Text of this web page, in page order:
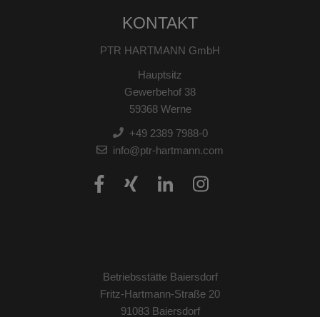
KONTAKT
PTR HARTMANN GmbH
Hauptsitz
Gewerbehof 38
59368 Werne
+49 2389 7988-0
info@ptr-hartmann.com
Betriebsstätte Baiersdorf
Fritz-Hartmann-Straße 20
91083 Baiersdorf